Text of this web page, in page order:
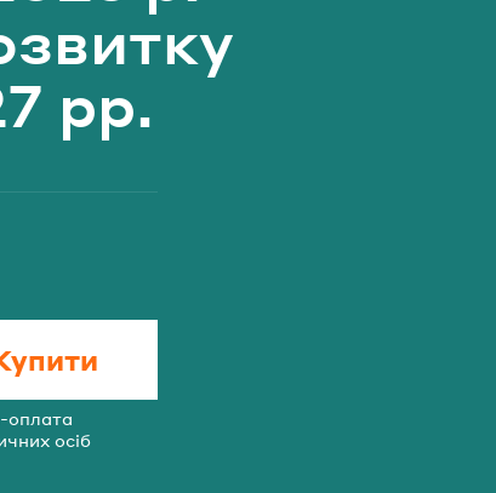
рр.
оплата
осіб